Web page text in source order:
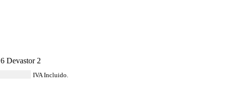
Devastor 2
IVA Incluido.